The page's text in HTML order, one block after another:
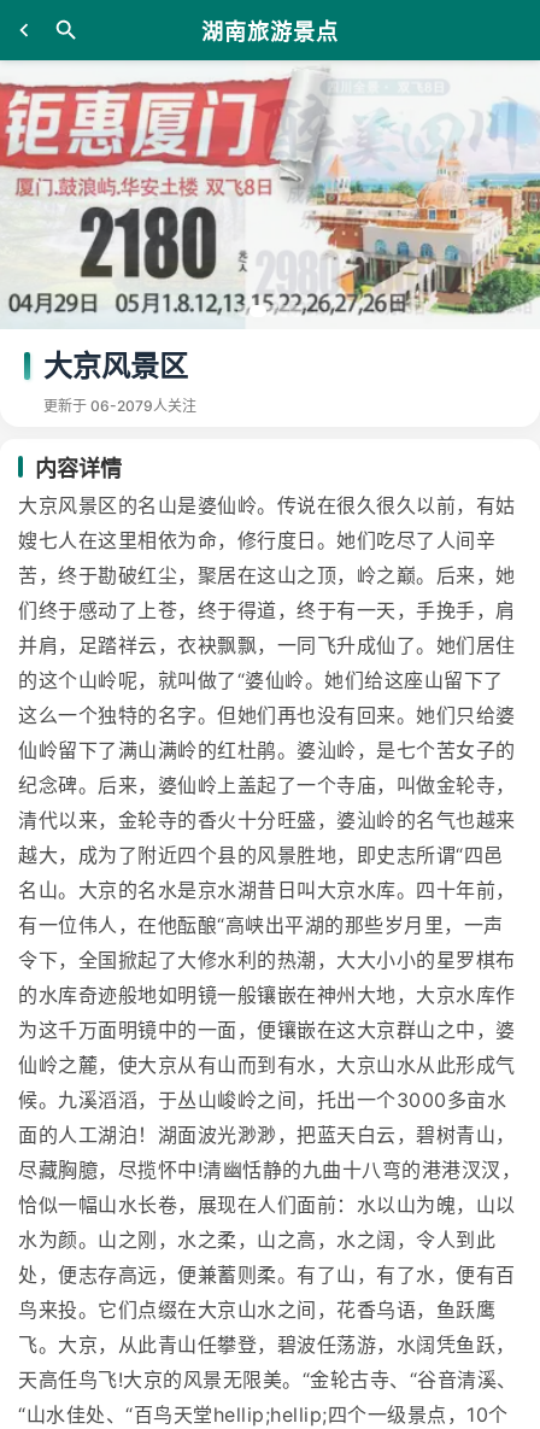
湖南旅游景点
大京风景区
更新于 06-2079人关注
内容详情
大京风景区的名山是婆仙岭。传说在很久很久以前，有姑
嫂七人在这里相依为命，修行度日。她们吃尽了人间辛
苦，终于勘破红尘，聚居在这山之顶，岭之巅。后来，她
们终于感动了上苍，终于得道，终于有一天，手挽手，肩
并肩，足踏祥云，衣袂飘飘，一同飞升成仙了。她们居住
的这个山岭呢，就叫做了“婆仙岭。她们给这座山留下了
这么一个独特的名字。但她们再也没有回来。她们只给婆
仙岭留下了满山满岭的红杜鹃。婆汕岭，是七个苦女子的
纪念碑。后来，婆仙岭上盖起了一个寺庙，叫做金轮寺，
清代以来，金轮寺的香火十分旺盛，婆汕岭的名气也越来
越大，成为了附近四个县的风景胜地，即史志所谓“四邑
名山。大京的名水是京水湖昔日叫大京水库。四十年前，
有一位伟人，在他酝酿“高峡出平湖的那些岁月里，一声
令下，全国掀起了大修水利的热潮，大大小小的星罗棋布
的水库奇迹般地如明镜一般镶嵌在神州大地，大京水库作
为这千万面明镜中的一面，便镶嵌在这大京群山之中，婆
仙岭之麓，使大京从有山而到有水，大京山水从此形成气
候。九溪滔滔，于丛山峻岭之间，托出一个3000多亩水
面的人工湖泊！湖面波光渺渺，把蓝天白云，碧树青山，
尽藏胸臆，尽揽怀中!清幽恬静的九曲十八弯的港港汊汊，
恰似一幅山水长卷，展现在人们面前：水以山为魄，山以
水为颜。山之刚，水之柔，山之高，水之阔，令人到此
处，便志存高远，便兼蓄则柔。有了山，有了水，便有百
鸟来投。它们点缀在大京山水之间，花香乌语，鱼跃鹰
飞。大京，从此青山任攀登，碧波任荡游，水阔凭鱼跃，
天高任鸟飞!大京的风景无限美。“金轮古寺、“谷音清溪、
“山水佳处、“百鸟天堂hellip;hellip;四个一级景点，10个